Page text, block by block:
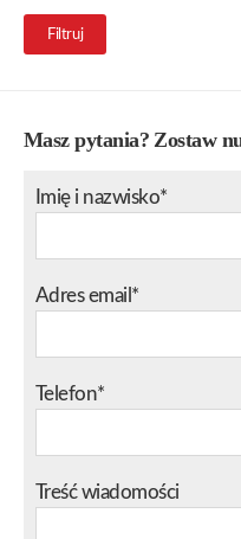
Cena
min.
Cena
maks.
Filtruj
Masz pytania? Zostaw
Imię i nazwisko*
Adres email*
Telefon*
Treść wiadomości